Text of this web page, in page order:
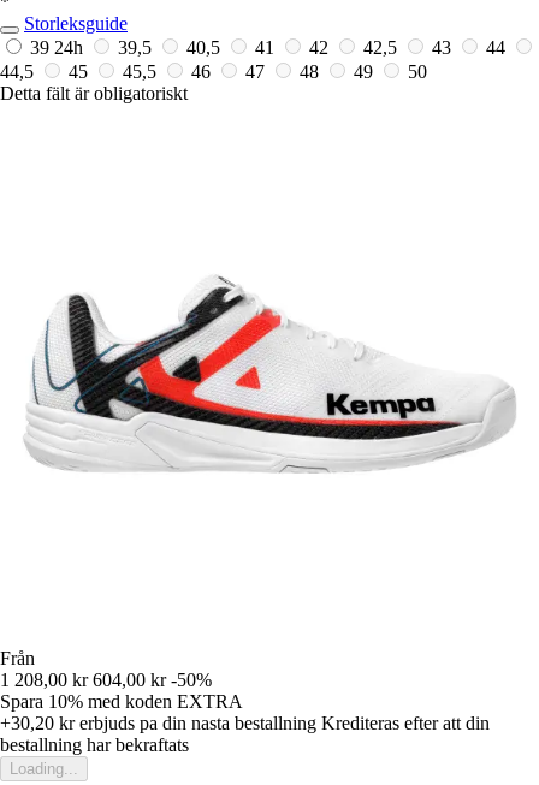
Storleksguide
39 24h 39,5 40,5 41 42 42,5 43
44
44,5
45 45,5 46 47 48 49
50
Detta fält är obligatoriskt
Från
1 208,00 kr 604,00 kr -50%
Spara 10% med koden EXTRA
+30,20 krerbjuds pa din nasta bestallning Krediteras efter att din
bestallning har bekraftats
Loading...